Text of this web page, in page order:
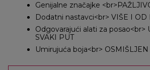
Genijalne značajke
Dodatni nastavci<br> VIŠE I OD
Odgovarajući alati za posao<br>
SVAKI PUT
Umirujuća boja<br> OSMIŠLJEN